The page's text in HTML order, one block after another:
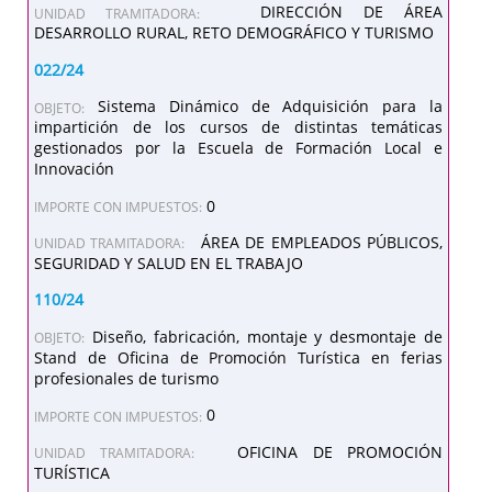
UNIDAD TRAMITADORA:
DIRECCIÓN DE ÁREA
DESARROLLO RURAL, RETO DEMOGRÁFICO Y TURISMO
022/24
OBJETO:
Sistema Dinámico de Adquisición para la
impartición de los cursos de distintas temáticas
gestionados por la Escuela de Formación Local e
Innovación
IMPORTE CON IMPUESTOS: 0
UNIDAD TRAMITADORA:
ÁREA DE EMPLEADOS PÚBLICOS,
SEGURIDAD Y SALUD EN EL TRABAJO
110/24
OBJETO: Diseño, fabricación, montaje y desmontaje de
Stand de Oficina de Promoción Turística en ferias
profesionales de turismo
IMPORTE CON IMPUESTOS: 0
UNIDAD TRAMITADORA:
OFICINA DE PROMOCIÓN
TURÍSTICA